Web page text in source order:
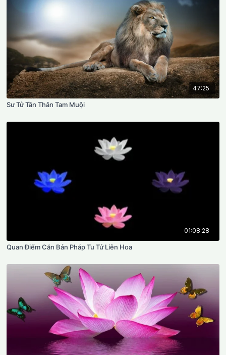
47:25
Sư Tử Tần Thân Tam Muội
01:08:28
Quan Điểm Căn Bản Pháp Tu Tứ Liên Hoa